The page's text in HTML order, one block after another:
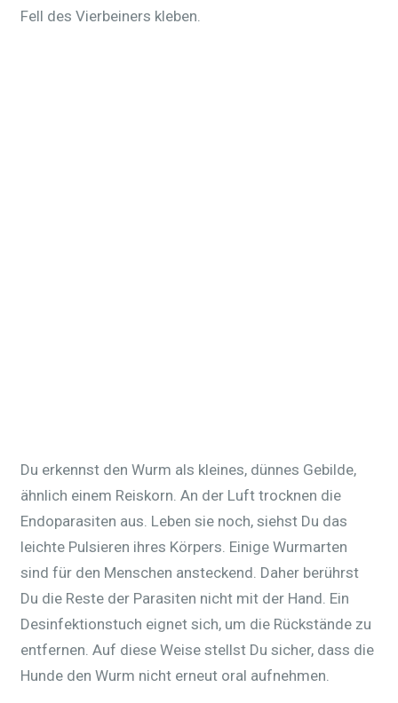
Fell des Vierbeiners kleben.
Du erkennst den Wurm als kleines, dünnes Gebilde,
ähnlich einem Reiskorn. An der Luft trocknen die
Endoparasiten aus. Leben sie noch, siehst Du das
leichte Pulsieren ihres Körpers. Einige Wurmarten
sind für den Menschen ansteckend. Daher berührst
Du die Reste der Parasiten nicht mit der Hand. Ein
Desinfektionstuch eignet sich, um die Rückstände zu
entfernen. Auf diese Weise stellst Du sicher, dass die
Hunde den Wurm nicht erneut oral aufnehmen.